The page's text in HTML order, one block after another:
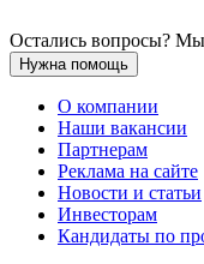
Остались вопросы?
Нужна помощь
О компании
Наши вакансии
Партнерам
Реклама на сайте
Новости и статьи
Инвесторам
Кандидаты по